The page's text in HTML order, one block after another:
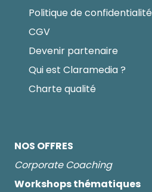
Politique de confidentialité
CGV
Devenir partenaire
Qui est Claramedia ?
Charte qualité
NOS OFFRES
Corporate Coaching
Workshops thématiques